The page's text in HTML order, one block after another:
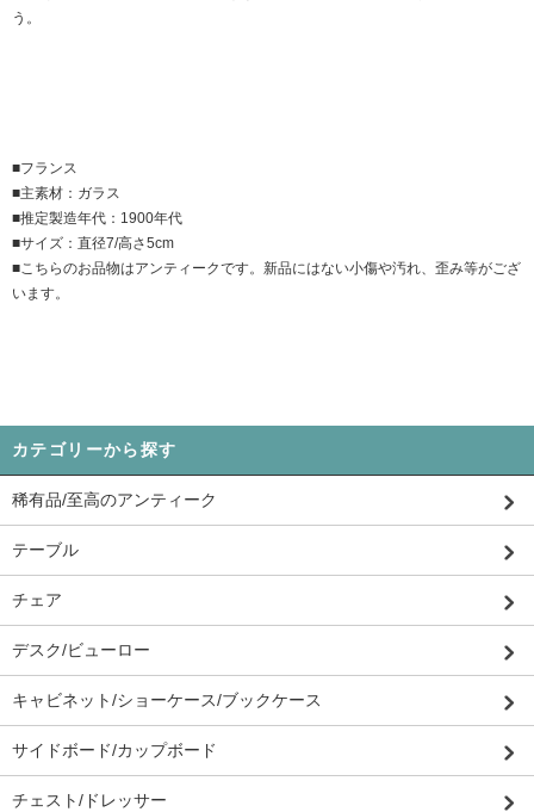
う。
■フランス
■主素材：ガラス
■推定製造年代：1900年代
■サイズ：直径7/高さ5cm
■こちらのお品物はアンティークです。新品にはない小傷や汚れ、歪み等がござ
います。
カテゴリーから探す
稀有品/至高のアンティーク
テーブル
チェア
デスク/ビューロー
キャビネット/ショーケース/ブックケース
サイドボード/カップボード
チェスト/ドレッサー